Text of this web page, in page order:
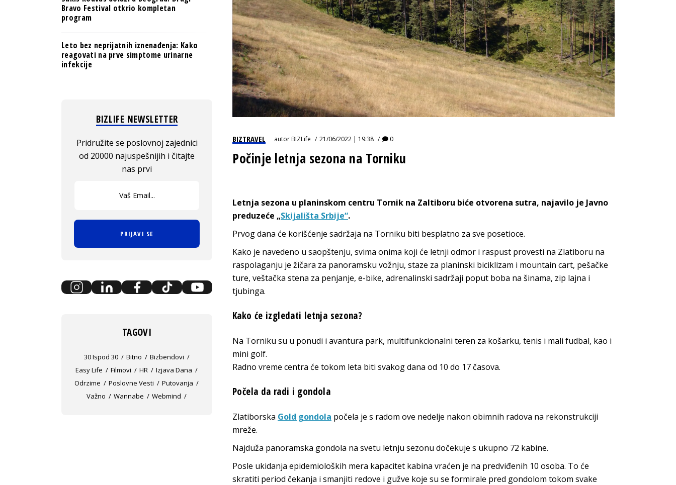
BIZTRAVEL autorBIZLife 21/06/2022 | 19:38 0
Počinje letnja sezona na Torniku
Letnja sezona u planinskom centru Tornik na Zaltiboru biće otvorena sutra, najavilo je Javno
preduzeće „Skijališta Srbije“.
Prvog dana će korišćenje sadržaja na Torniku biti besplatno za sve posetioce.
Kako je navedeno u saopštenju, svima onima koji će letnji odmor i raspust provesti na Zlatiboru na
raspolaganju je žičara za panoramsku vožnju, staze za planinski biciklizam i mountain cart, pešačke
ture, veštačka stena za penjanje, e-bike, adrenalinski sadržaji poput boba na šinama, zip lajna i
tjubinga.
Kako će izgledati letnja sezona?
Na Torniku su u ponudi i avantura park, multifunkcionalni teren za košarku, tenis i mali fudbal, kao i
mini golf.
Radno vreme centra će tokom leta biti svakog dana od 10 do 17 časova.
Počela da radi i gondola
Zlatiborska Gold gondola počela je s radom ove nedelje nakon obimnih radova na rekonstrukciji
mreže.
Najduža panoramska gondola na svetu letnju sezonu dočekuje s ukupno 72 kabine.
Posle ukidanja epidemioloških mera kapacitet kabina vraćen je na predviđenih 10 osoba. To će
skratiti period čekanja i smanjiti redove i gužve koje su se formirale pred gondolom tokom svake
Bravo Festival otkrio kompletan
program
Leto bez neprijatnih iznenađenja: Kako
reagovati na prve simptome urinarne
infekcije
BIZLIFE NEWSLETTER
Pridružite se poslovnoj zajednici
od 20000 najuspešnijih i čitajte
nas prvi
PRIJAVI SE
TAGOVI
30 Ispod 30 Bitno
Bizbendovi
Easy Life
Filmovi HR
Izjava Dana
Odrzime
Poslovne Vesti
Putovanja
Važno
Wannabe Webmind